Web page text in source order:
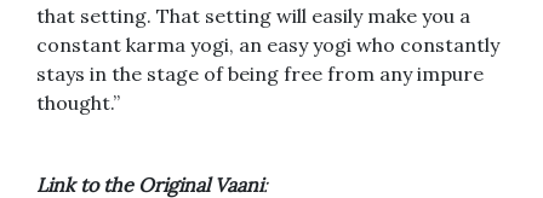
that setting. That setting will easily make you a
constant karma yogi, an easy yogi who constantly
stays in the stage of being free from any impure
thought.”
Link to the Original Vaani: